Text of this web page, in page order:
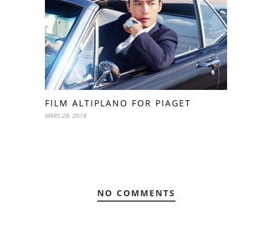
FILM ALTIPLANO FOR PIAGET
MARS 29, 2018
NO COMMENTS